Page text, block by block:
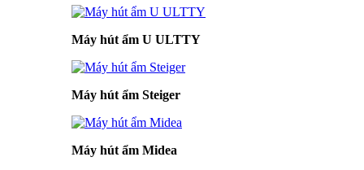
Máy hút ẩm U ULTTY
Máy hút ẩm Steiger
Máy hút ẩm Midea